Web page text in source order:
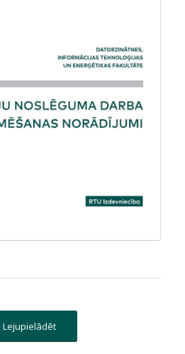
Lejupielādēt